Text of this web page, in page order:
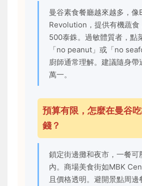
曼谷素食餐廳越來越多，
Revolution，提供有機蔬
500泰銖。過敏體質者，點
「no peanut」或「no
廚師通常理解。建議隨身帶
萬一。
預算有限，怎麼在曼谷
錢？
鎖定街邊攤和夜市，一餐可
內。商場美食街如MBK
且價格透明。避開景點周